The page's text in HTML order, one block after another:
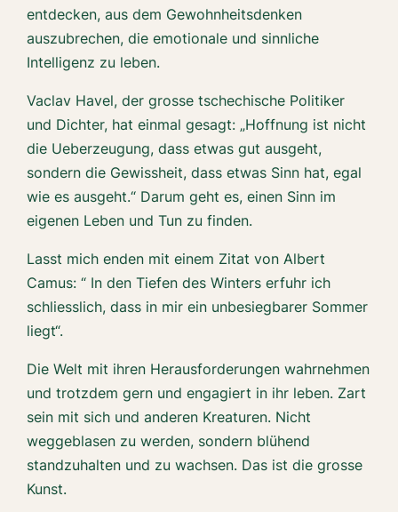
entdecken, aus dem Gewohnheitsdenken
auszubrechen, die emotionale und sinnliche
Intelligenz zu leben.
Vaclav Havel, der grosse tschechische Politiker
und Dichter, hat einmal gesagt: „Hoffnung ist nicht
die Ueberzeugung, dass etwas gut ausgeht,
sondern die Gewissheit, dass etwas Sinn hat, egal
wie es ausgeht.“ Darum geht es, einen Sinn im
eigenen Leben und Tun zu finden.
Lasst mich enden mit einem Zitat von Albert
Camus: “ In den Tiefen des Winters erfuhr ich
schliesslich, dass in mir ein unbesiegbarer Sommer
liegt“.
Die Welt mit ihren Herausforderungen wahrnehmen
und trotzdem gern und engagiert in ihr leben. Zart
sein mit sich und anderen Kreaturen. Nicht
weggeblasen zu werden, sondern blühend
standzuhalten und zu wachsen. Das ist die grosse
Kunst.